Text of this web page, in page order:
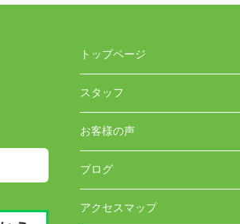
トップページ
スタッフ
お客様の声
ブログ
アクセスマップ